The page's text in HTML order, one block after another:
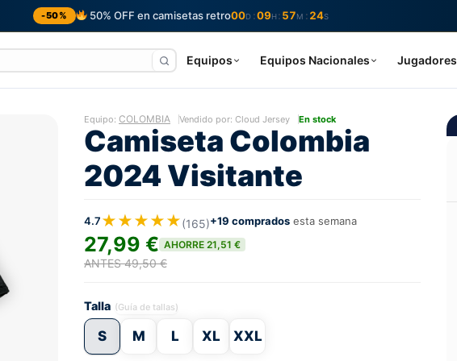
-50% 50% OFF en camisetas retro00D :09H : 57M : 23S
Equipos Equipos Nacionales Jugadores
Equipo: COLOMBIA Vendido por: Cloud Jersey En stock
Camiseta Colombia
2024 Visitante
4.7★★★★★(165)+19 comprados esta semana
27,99 € AHORRE 21,51 €
ANTES 49,50 €
Talla (Guía de tallas)
S M L XL XXL